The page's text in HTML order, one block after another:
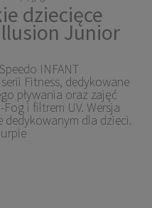
dziecięce
Junior
INFANT
Fitness, dedykowane
pływania oraz zajęć
Fog i filtrem UV. Wersja
dedykowanym dla dzieci.